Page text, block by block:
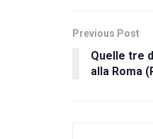
Previous Post
Quelle tre
alla Roma